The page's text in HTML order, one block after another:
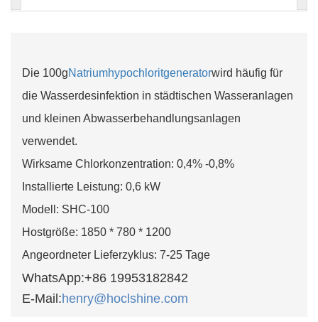
Die 100gNatriumhypochloritgeneratorwird häufig für
die Wasserdesinfektion in städtischen Wasseranlagen
und kleinen Abwasserbehandlungsanlagen
verwendet.
Wirksame Chlorkonzentration: 0,4% -0,8%
Installierte Leistung: 0,6 kW
Modell: SHC-100
Hostgröße: 1850 * 780 * 1200
Angeordneter Lieferzyklus: 7-25 Tage
WhatsApp:+86 19953182842
E-Mail:henry@hoclshine.com